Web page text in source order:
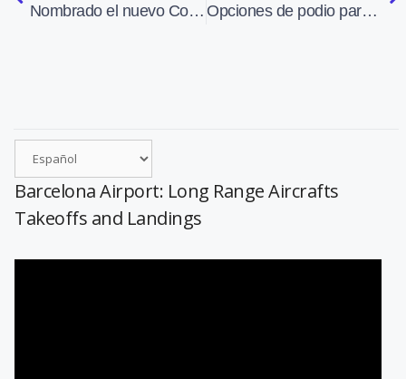
Nombrado el nuevo Comité Ejecutivo del Grupo EADS Opciones de podio para Farré y Manuel en el Campeonato del Mundo de Vuelo a Motor
Barcelona Airport: Long Range Aircrafts
Takeoffs and Landings